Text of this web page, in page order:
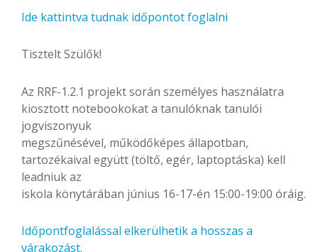
Ide kattintva tudnak időpontot foglalni
Tisztelt Szülők!
Az RRF-1.2.1 projekt során személyes használatra
kiosztott notebookokat a tanulóknak tanulói
jogviszonyuk
megszűnésével, működőképes állapotban,
tartozékaival együtt (töltő, egér, laptoptáska) kell
leadniuk az
iskola könytárában június 16-17-én 15:00-19:00 óráig.
Időpontfoglalással elkerülhetik a hosszas a
várakozást.